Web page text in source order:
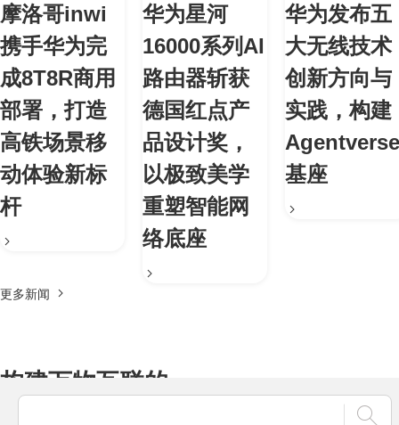
摩洛哥inwi
携手华为完
成8T8R商用
部署，打造
高铁场景移
动体验新标
杆
华为星河
16000系列AI
路由器斩获
德国红点产
品设计奖，
以极致美学
重塑智能网
络底座
华为发布五
大无线技术
创新方向与
实践，构建
Agentverse
基座
更多新闻
构建万物互联的